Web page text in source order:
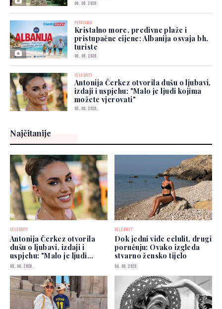
06. 08. 2026.
PUTOVANJA
Kristalno more, predivne plaže i
pristupačne cijene: Albanija osvaja bh.
turiste
06. 08. 2026.
CELEBRITY
Antonija Čerkez otvorila dušu o ljubavi,
izdaji i uspjehu: "Malo je ljudi kojima
možete vjerovati"
05. 08. 2026.
Najčitanije
CELEBRITY
Antonija Čerkez otvorila
dušu o ljubavi, izdaji i
uspjehu: "Malo je ljudi
kojima možete vjerovati"
05. 08. 2026.
CELEBRITY
Dok jedni vide celulit, drugi
poručuju: Ovako izgleda
stvarno žensko tijelo
04. 08. 2026.